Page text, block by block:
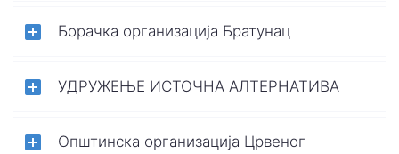
Борачка организација Братунац
УДРУЖЕЊЕ ИСТОЧНА АЛТЕРНАТИВА
Општинска организација Црвеног